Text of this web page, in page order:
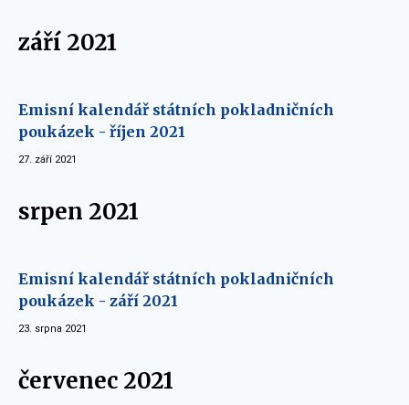
září 2021
Emisní kalendář státních pokladničních
poukázek - říjen 2021
27. září 2021
srpen 2021
Emisní kalendář státních pokladničních
poukázek - září 2021
23. srpna 2021
červenec 2021